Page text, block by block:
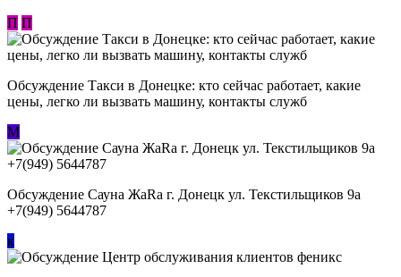
П П
Обсуждение ​Такси в Донецке: кто сейчас работает, какие
цены, легко ли вызвать машину, контакты служб
М
Обсуждение Сауна ЖаRa г. Донецк ул. Текстильщиков 9а
+7(949) 5644787
к